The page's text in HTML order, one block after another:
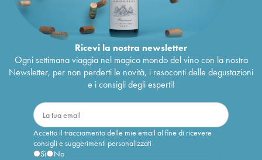
Ricevi la nostra newsletter
Ogni settimana viaggia nel magico mondo del vino con la nostra
Newsletter, per non perderti le novità, i resoconti delle degustazioni
e i consigli degli esperti!
Accetto il tracciamento delle mie email al fine di ricevere
consigli e suggerimenti personalizzati
Sì
No